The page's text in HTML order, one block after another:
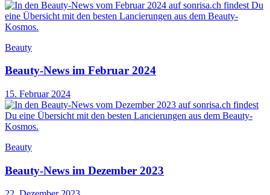
Beauty
Beauty-News im Februar 2024
15. Februar 2024
Beauty
Beauty-News im Dezember 2023